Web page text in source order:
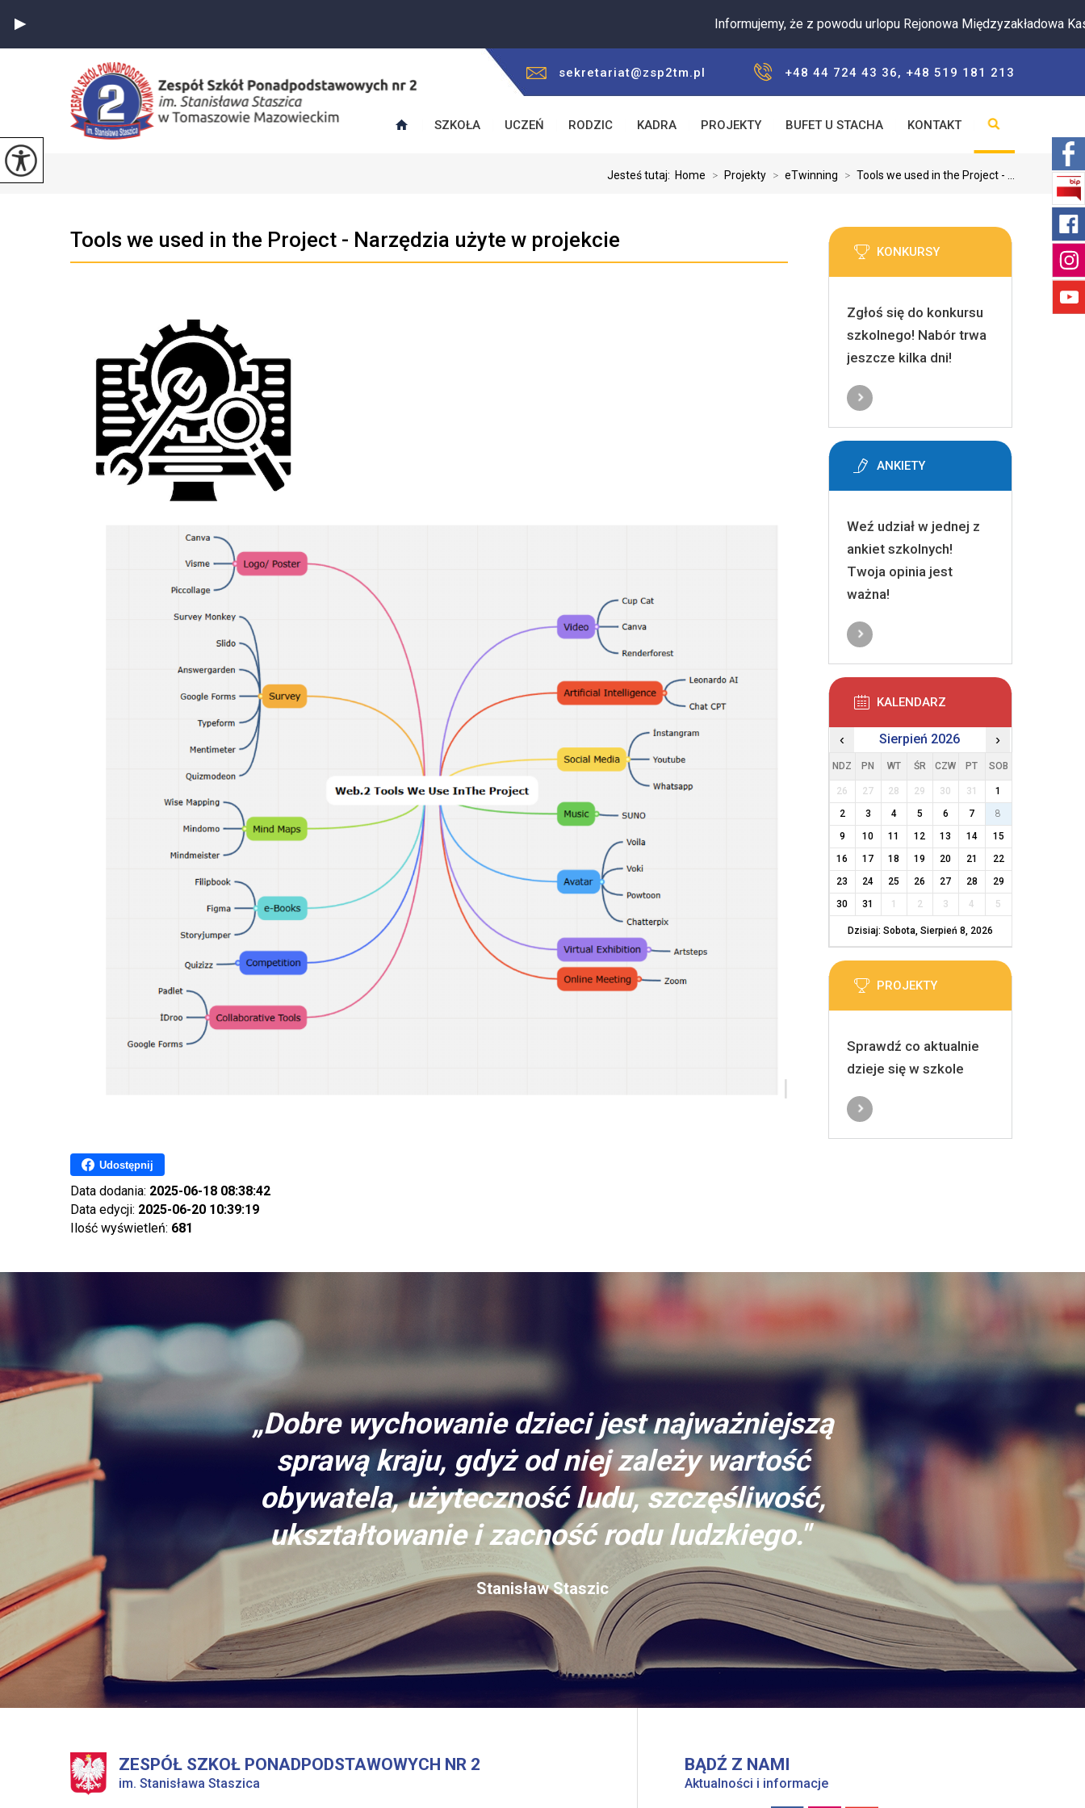
Informujemy, że z powodu urlopu Rejonowa Międzyzakładowa Kasa
sekretariat@zsp2tm.pl +48 44 724 43 36, +48 519 181 213
SZKOŁA UCZEŃ RODZIC KADRA PROJEKTY BUFET U STACHA KONTAKT
Jesteś tutaj: Home > Projekty > eTwinning > Tools we used in the Project - ...
Tools we used in the Project - Narzędzia użyte w projekcie
Udostępnij
Data dodania: 2025-06-18 08:38:42
Data edycji: 2025-06-20 10:39:19
Ilość wyświetleń: 681
KONKURSY
Zgłoś się do konkursu
szkolnego! Nabór trwa
jeszcze kilka dni!
ANKIETY
Weź udział w jednej z
ankiet szkolnych!
Twoja opinia jest
ważna!
KALENDARZ
‹ Sierpień 2026 ›
NDZ PN WT ŚR CZW PT SOB
26 27 28 29 30 31
1
2
3 4 5 6 7
8
9
10 11 12 13 14
15
16
17 18 19 20 21
22
23
24 25 26 27 28
29
30
31 1 2 3 4 5
Dzisiaj: Sobota, Sierpień 8, 2026
PROJEKTY
Sprawdź co aktualnie
dzieje się w szkole
„Dobre wychowanie dzieci jest najważniejszą
sprawą kraju, gdyż od niej zależy wartość
obywatela, użyteczność ludu, szczęśliwość,
ukształtowanie i zacność rodu ludzkiego."
Stanisław Staszic
ZESPÓŁ SZKOŁ PONADPODSTAWOWYCH NR 2
im. Stanisława Staszica
BĄDŹ Z NAMI
Aktualności i informacje